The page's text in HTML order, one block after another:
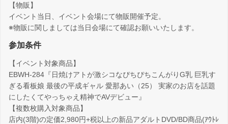
【物販】
イベント当日、イベント会場にて物販開催予定。
※物販に関しましては当日会場にて確認お願いいたします。
参加条件
【イベント対象商品】
EBWH-284『日焼けアトが激シコなぴちぴちこんがりG乳 巨乳す
ぎる看板娘 最後の平成ギャル 愛那あい（25） 実家のお店を話題
にしたくてやっちゃえ精神でAVデビュー』
【複数枚購入対象商品】
店内(3階)の定価2,980円+税以上の新品アダルトDVD/BD商品(ｱｳﾄﾚ